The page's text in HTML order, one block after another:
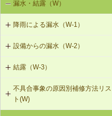
置）
V-3-302 排水管からの音・振動の伝
の伝搬を防止する措置
搬を防止する措置
T-1-003 ラッチボルト受金物の調整
T-1-007 敷居のレベル調整
建具の開閉不良（T-1）
漏水・結露（W）
降雨による漏水（W-1）
W-1-301 パラペット笠木の補修
W-1-302 パラペットの打直し、防水
層の再施工（アスファルト防水・改
質アスファルトシート防水）
W-1-303 パラペットの水切り設置、
設備からの漏水（W-2）
W-2-001 混合水栓の接続部品の交換
W-2-002 給湯配管の取替え、再固定
W-2-003 給水・給湯配管接続部のガ
結露（W-3）
W-3-001 防露型の便器・ロータンク
に交換
不具合事象の原因別補修方法リス
ト(W)